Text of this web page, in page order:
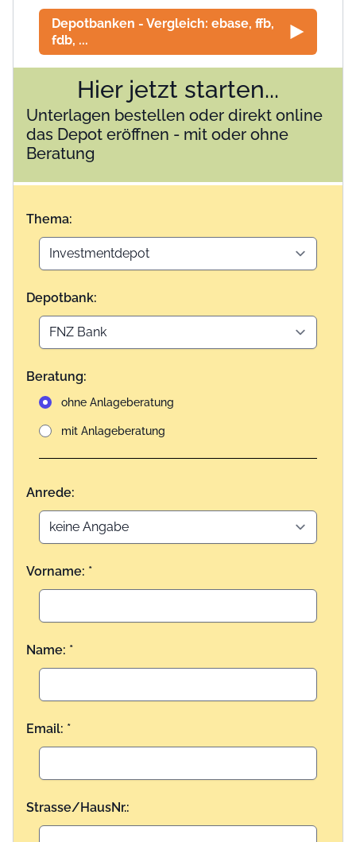
Depotbanken - Vergleich: ebase, ffb,
fdb, ...
Hier jetzt starten...
Unterlagen bestellen oder direkt online
das Depot eröffnen - mit oder ohne
Beratung
Thema:
Depotbank:
Beratung:
ohne Anlageberatung
mit Anlageberatung
Anrede:
Vorname: *
Name: *
Email: *
Strasse/HausNr.: